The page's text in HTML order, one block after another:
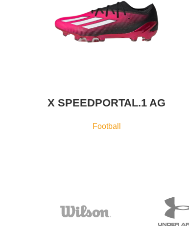
X SPEEDPORTAL.1 AG
Football